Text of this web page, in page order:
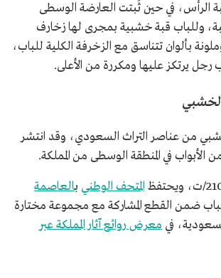
الرأس، في حين ثُبتت العارضة الوسطى
وللباب قبة خشبية بمجرى لها زخارف
بألوان تتناسق مع الزخرفة الكلية للباب،
رجل يرتكز عليها ومكررة من الأعلى.
من عناصر التراث السعودي، وقد انتشر
الأبواب في المنطقة الوسطى من المملكة.
المتحف الوطني بالعاصمة
ضمن القطع المشاركة مع مجموعة مختارة
في معرض روائع آثار المملكة عبر